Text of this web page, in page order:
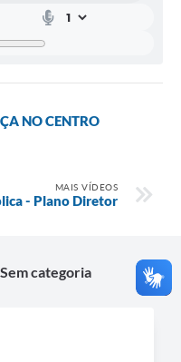
NO CENTRO
MAIS VÍDEOS
- Plano Diretor
Sem categoria